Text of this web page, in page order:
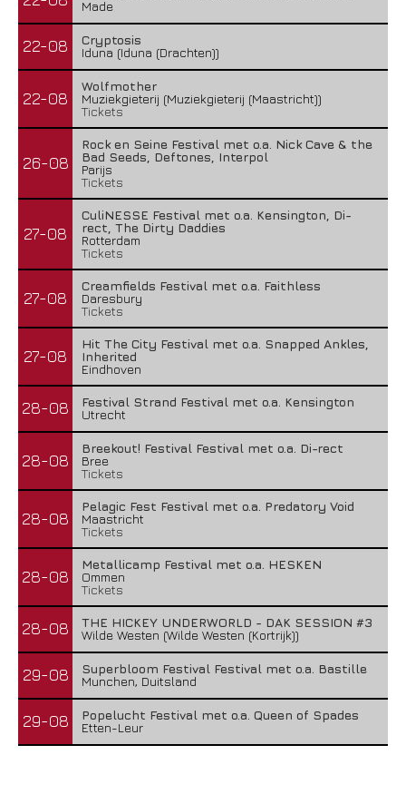
Made
22-08
Cryptosis
Iduna (Iduna (Drachten))
22-08
Wolfmother
Muziekgieterij (Muziekgieterij (Maastricht))
Tickets
26-08
Rock en Seine Festival met o.a. Nick Cave & the
Bad Seeds, Deftones, Interpol
Parijs
Tickets
27-08
CuliNESSE Festival met o.a. Kensington, Di-
rect, The Dirty Daddies
Rotterdam
Tickets
27-08
Creamfields Festival met o.a. Faithless
Daresbury
Tickets
27-08
Hit The City Festival met o.a. Snapped Ankles,
Inherited
Eindhoven
28-08
Festival Strand Festival met o.a. Kensington
Utrecht
28-08
Breekout! Festival Festival met o.a. Di-rect
Bree
Tickets
28-08
Pelagic Fest Festival met o.a. Predatory Void
Maastricht
Tickets
28-08
Metallicamp Festival met o.a. HESKEN
Ommen
Tickets
28-08
THE HICKEY UNDERWORLD - DAK SESSION #3
Wilde Westen (Wilde Westen (Kortrijk))
29-08
Superbloom Festival Festival met o.a. Bastille
Munchen, Duitsland
29-08
Popelucht Festival met o.a. Queen of Spades
Etten-Leur